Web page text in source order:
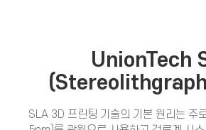
UnionTech
SLA 3D 프린팅 기술의 기본 원리는 주